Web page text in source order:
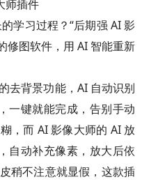
师插件
学习过程？“后期强 AI 影
修图软件，用 AI 智能重新
去背景功能，AI 自动识别
一键就能完成，告别手动
，而 AI 影像大师的 AI 放
自动补充像素，放大后依
稍不注意就显假，这款插